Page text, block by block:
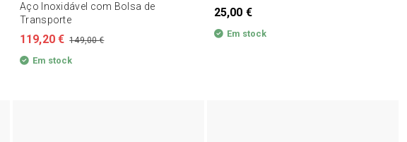
Aço Inoxidável com Bolsa de
Transporte
119,20 € 149,00 €
Em stock
25,00 €
Em stock